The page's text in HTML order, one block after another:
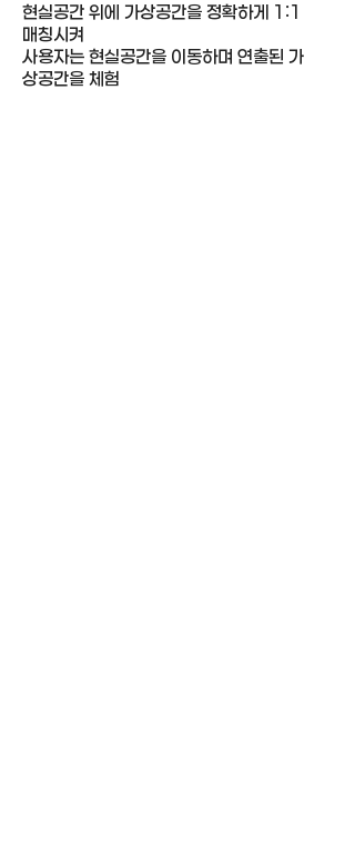
현실공간 위에 가상공간을 정확하게 1:1
매칭시켜
​사용자는 현실공간을 이동하며 연출된 가
상공간을 체험